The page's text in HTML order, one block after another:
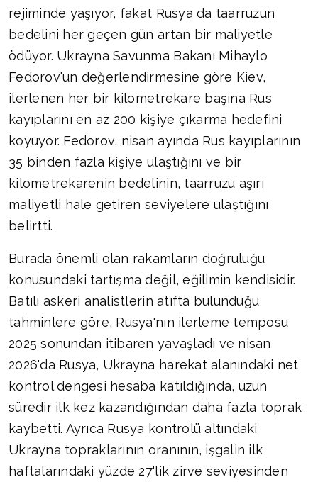
rejiminde yaşıyor, fakat Rusya da taarruzun
bedelini her geçen gün artan bir maliyetle
ödüyor. Ukrayna Savunma Bakanı Mihaylo
Fedorov'un değerlendirmesine göre Kiev,
ilerlenen her bir kilometrekare başına Rus
kayıplarını en az 200 kişiye çıkarma hedefini
koyuyor. Fedorov, nisan ayında Rus kayıplarının
35 binden fazla kişiye ulaştığını ve bir
kilometrekarenin bedelinin, taarruzu aşırı
maliyetli hale getiren seviyelere ulaştığını
belirtti.
Burada önemli olan rakamların doğruluğu
konusundaki tartışma değil, eğilimin kendisidir.
Batılı askeri analistlerin atıfta bulunduğu
tahminlere göre, Rusya'nın ilerleme temposu
2025 sonundan itibaren yavaşladı ve nisan
2026'da Rusya, Ukrayna harekat alanındaki net
kontrol dengesi hesaba katıldığında, uzun
süredir ilk kez kazandığından daha fazla toprak
kaybetti. Ayrıca Rusya kontrolü altındaki
Ukrayna topraklarının oranının, işgalin ilk
haftalarındaki yüzde 27'lik zirve seviyesinden